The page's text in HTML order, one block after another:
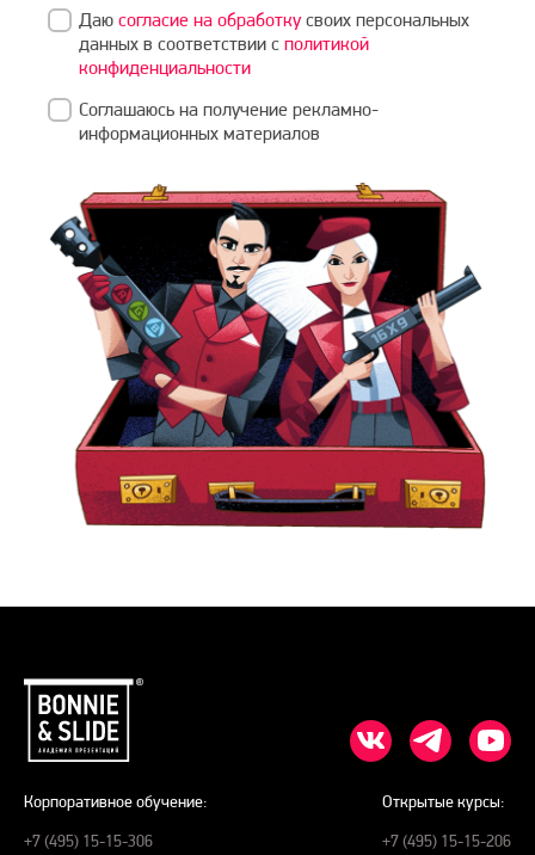
Даю согласие на обработкусвоих персональных
данных в соответствии с политикой
конфиденциальности
Соглашаюсь на получение рекламно-
информационных материалов
Корпоративное обучение:
+7 (495) 15-15-306
Открытые курсы:
+7 (495) 15-15-206